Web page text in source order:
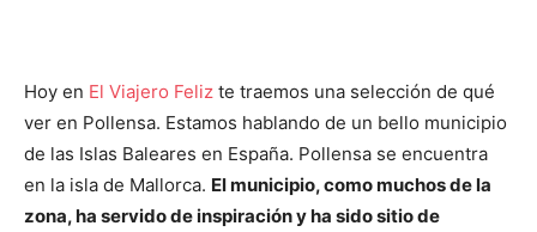
Hoy en El Viajero Feliz te traemos una selección de qué
ver en Pollensa. Estamos hablando de un bello municipio
de las Islas Baleares en España. Pollensa se encuentra
en la isla de Mallorca. El municipio, como muchos de la
zona, ha servido de inspiración y ha sido sitio de